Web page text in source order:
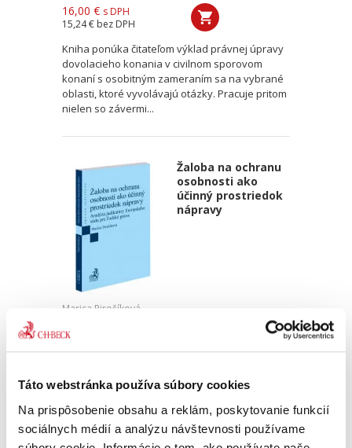
Táto webstránka používa súbory cookies
Na prispôsobenie obsahu a reklám, poskytovanie funkcií
sociálnych médií a analýzu návštevnosti používame
16,00 € s DPH
15,24 € bez DPH
Kniha ponúka čitateľom výklad právnej úpravy
dovolacieho konania v civilnom sporovom
konaní s osobitným zameraním sa na vybrané
oblasti, ktoré vyvolávajú otázky. Pracuje pritom
nielen so závermi...
Žaloba na ochranu
osobnosti ako
účinný prostriedok
nápravy
Marica Pirošíková
21,00 €
súdu pre ľudské práva, z ktorých vyplýva, za
akých okolností bola žaloba na ochranu
osobnosti vyhodnotená týmto medzinárodným
súdom ako účinný...